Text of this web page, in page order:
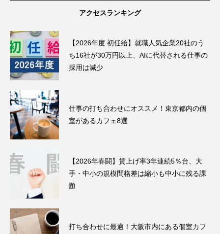
アクセスランキング
【2026年度 初任給】就職人気企業20社のう
ち16社が30万円以上、AIに代替される仕事の
採用は減少
仕事の打ち合わせにオススメ！東京都内の個
室があるカフェ8選
【2026年春闘】賃上げ率3年連続5％台、大
手・中小の規模間格差は縮小も中小に残る課
題
打ち合わせに最適！大阪市内にある個室カフ